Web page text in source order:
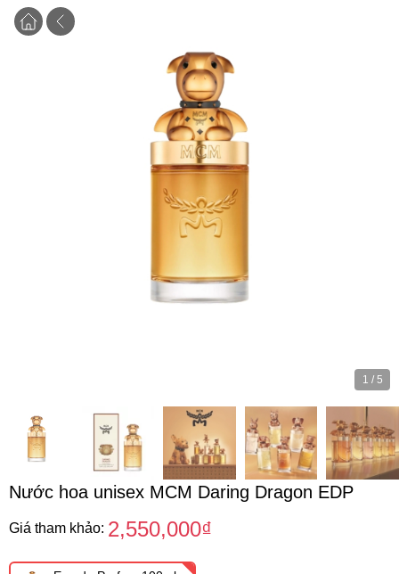
1 / 5
Nước hoa unisex MCM Daring Dragon EDP
Giá tham khảo: 2,550,000₫